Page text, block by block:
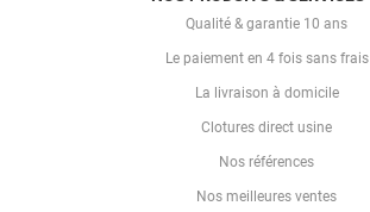
Qualité & garantie 10 ans
Le paiement en 4 fois sans frais
La livraison à domicile
Clotures direct usine
Nos références
Nos meilleures ventes